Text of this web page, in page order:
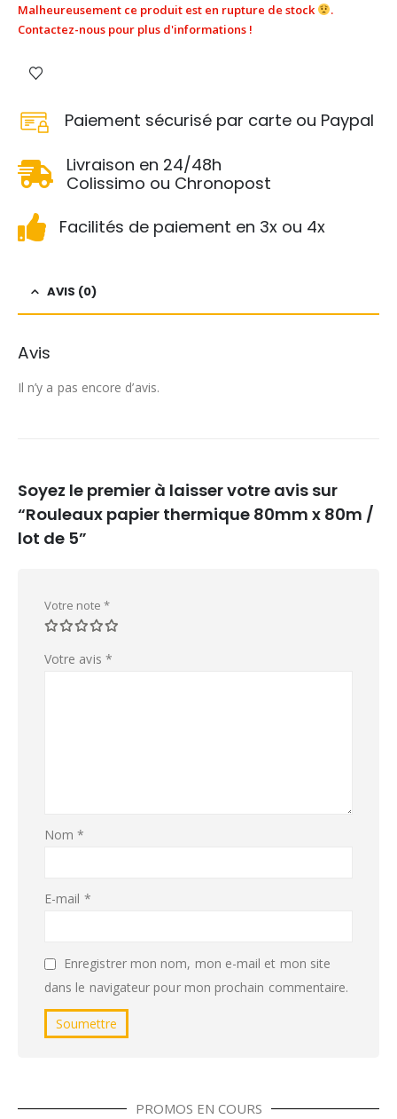
Malheureusement ce produit est en rupture de stock
.
Contactez-nous pour plus d'informations !
Paiement sécurisé par carte ou Paypal
Livraison en 24/48h
Colissimo ou Chronopost
Facilités de paiement en 3x ou 4x
AVIS (0)
Avis
Il n’y a pas encore d’avis.
Soyez le premier à laisser votre avis sur
“Rouleaux papier thermique 80mm x 80m /
lot de 5”
Votre note *
Votre avis *
Nom*
E-mail *
Enregistrer mon nom, mon e-mail et mon site
dans le navigateur pour mon prochain commentaire.
PROMOS EN COURS